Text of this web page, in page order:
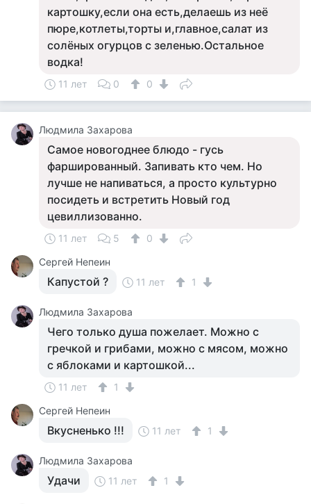
картошку,если она есть,делаешь из неё
пюре,котлеты,торты и,главное,салат из
солёных огурцов с зеленью.Остальное
водка!
11 лет 0 0
Людмила Захарова
Самое новогоднее блюдо - гусь
фаршированный. Запивать кто чем. Но
лучше не напиваться, а просто культурно
посидеть и встретить Новый год
цевиллизованно.
11 лет 5
0
Сергей Непеин
Капустой ? 11 лет 1
Людмила Захарова
Чего только душа пожелает. Можно с
гречкой и грибами, можно с мясом, можно
с яблоками и картошкой...
11 лет
1
Сергей Непеин
Вкусненько !!! 11 лет 1
Людмила Захарова
Удачи 11 лет 1